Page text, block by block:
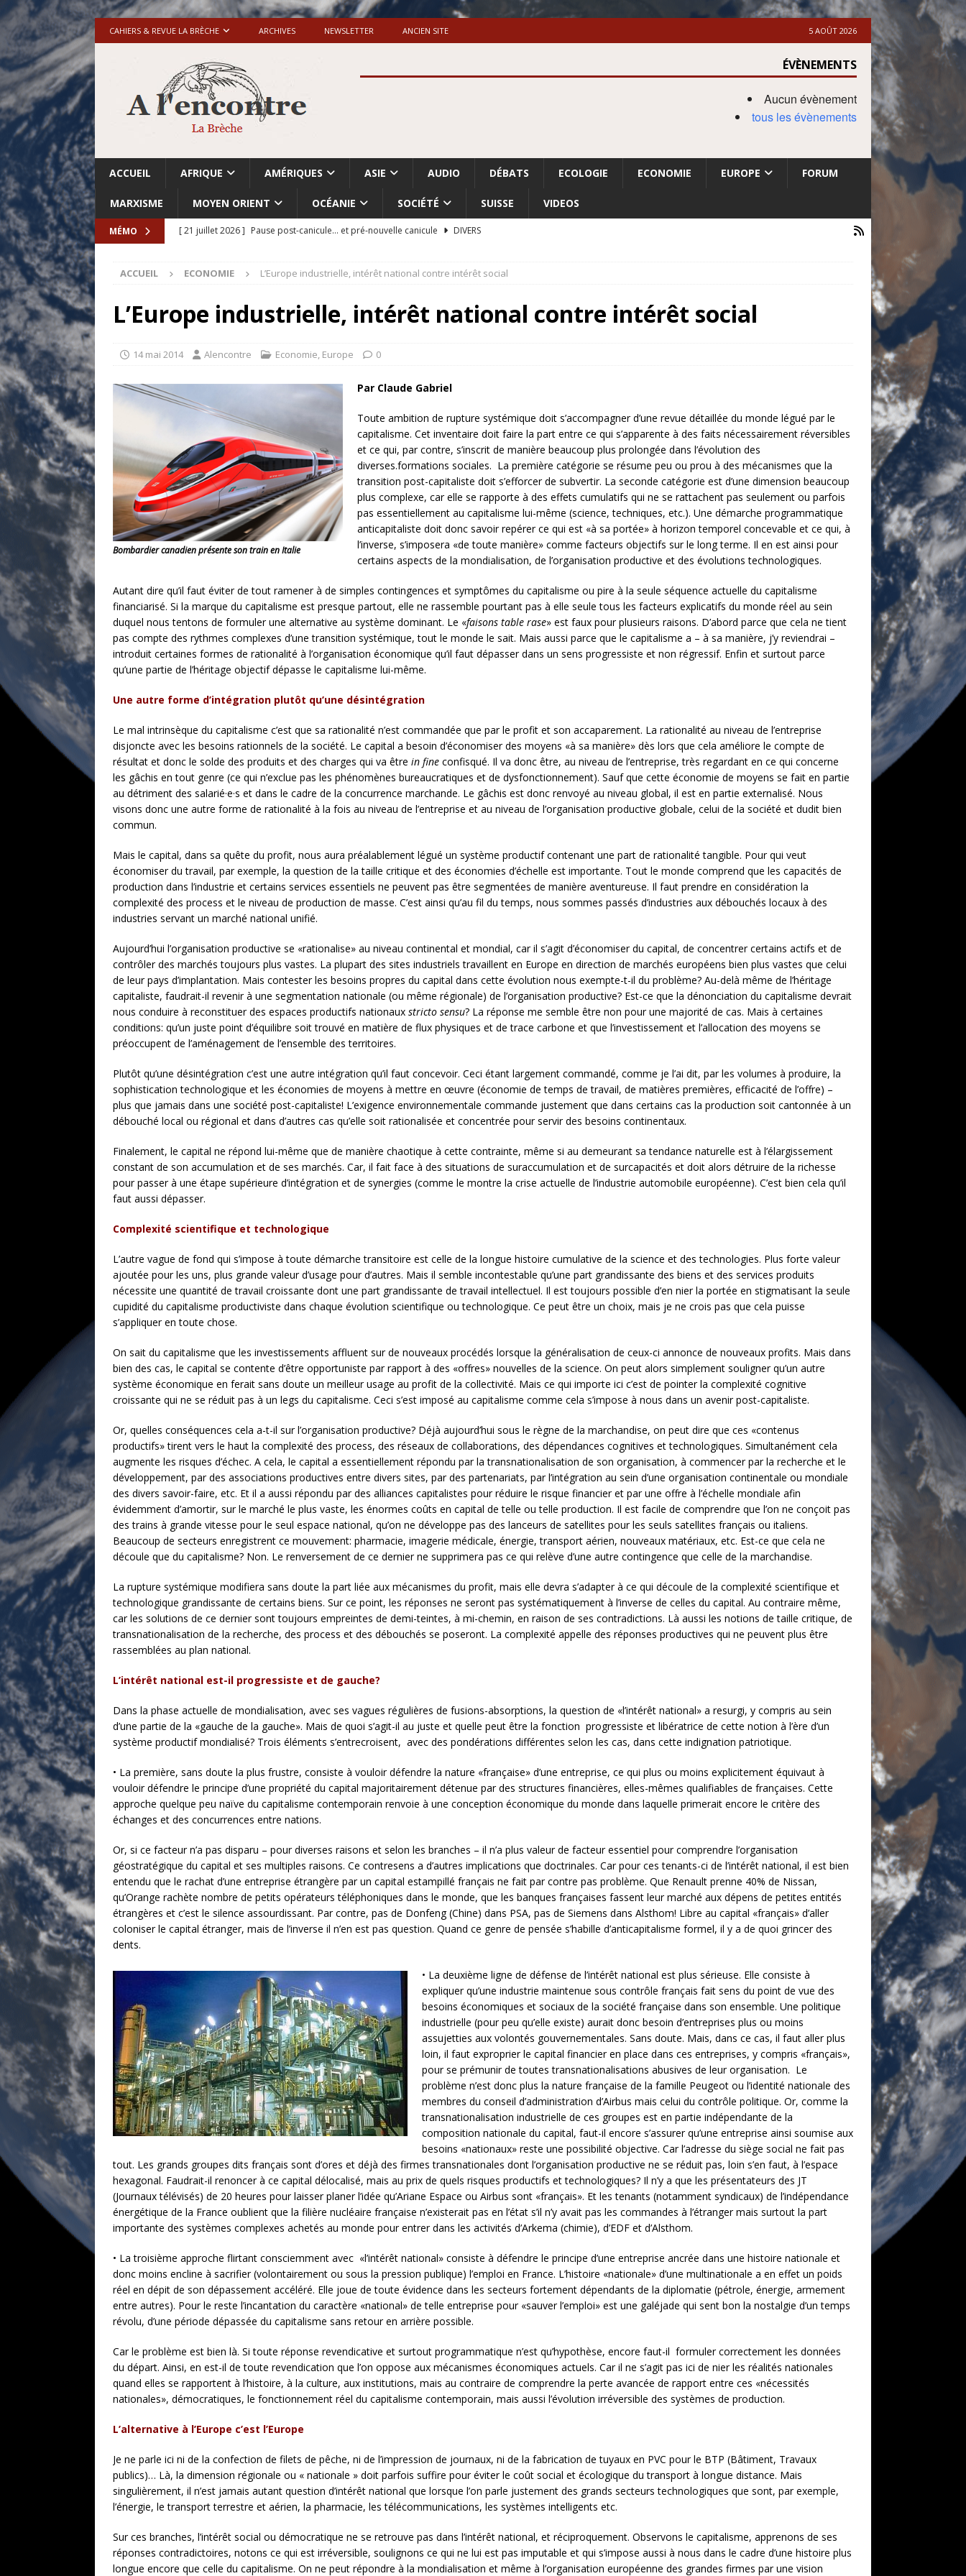
CAHIERS & REVUE LA BRÈCHE ARCHIVES NEWSLETTER ANCIEN SITE 5 AOÛT 2026
ÉVÈNEMENTS
Aucun évènement
tous les évènements
ACCUEIL AFRIQUE AMÉRIQUES ASIE AUDIO DÉBATS ECOLOGIE ECONOMIE EUROPE FORUM
MARXISME MOYEN ORIENT OCÉANIE SOCIÉTÉ SUISSE VIDEOS
MÉMO [ 21 juillet 2026 ] Pause post-canicule… et pré-nouvelle canicule
DIVERS
[ 18 juillet 2026 ]
Israël-Palestine. «Accentuation du nettoyage ethnique en Cisjordanie et à Gaza
avant les élections du 27 octobre»
ISRAËL
[ 17 juillet 2026 ]
«Le discours de Trump sur la “fraude électorale” était une blague de mauvais
goût… et une menace»
ETATS-UNIS
[ 14 juin 2020 ]
ACCUEIL ECONOMIE L’Europe industrielle, intérêt national contre intérêt social
L’Europe industrielle, intérêt national contre intérêt social
14 mai 2014 Alencontre Economie, Europe 0
Bombardier canadien présente son train en Italie
Par Claude Gabriel
Toute ambition de rupture systémique doit s’accompagner d’une revue détaillée du monde légué par le
capitalisme. Cet inventaire doit faire la part entre ce qui s’apparente à des faits nécessairement réversibles
et ce qui, par contre, s’inscrit de manière beaucoup plus prolongée dans l’évolution des
diverses.formations sociales. La première catégorie se résume peu ou prou à des mécanismes que la
transition post-capitaliste doit s’efforcer de subvertir. La seconde catégorie est d’une dimension beaucoup
plus complexe, car elle se rapporte à des effets cumulatifs qui ne se rattachent pas seulement ou parfois
pas essentiellement au capitalisme lui-même (science, techniques, etc.). Une démarche programmatique
anticapitaliste doit donc savoir repérer ce qui est «à sa portée» à horizon temporel concevable et ce qui, à
l’inverse, s’imposera «de toute manière» comme facteurs objectifs sur le long terme. Il en est ainsi pour
certains aspects de la mondialisation, de l’organisation productive et des évolutions technologiques.
Autant dire qu’il faut éviter de tout ramener à de simples contingences et symptômes du capitalisme ou pire à la seule séquence actuelle du capitalisme
financiarisé. Si la marque du capitalisme est presque partout, elle ne rassemble pourtant pas à elle seule tous les facteurs explicatifs du monde réel au sein
duquel nous tentons de formuler une alternative au système dominant. Le «faisons table rase» est faux pour plusieurs raisons. D’abord parce que cela ne tient
pas compte des rythmes complexes d’une transition systémique, tout le monde le sait. Mais aussi parce que le capitalisme a – à sa manière, j’y reviendrai –
introduit certaines formes de rationalité à l’organisation économique qu’il faut dépasser dans un sens progressiste et non régressif. Enfin et surtout parce
qu’une partie de l’héritage objectif dépasse le capitalisme lui-même.
Une autre forme d’intégration plutôt qu’une désintégration
Le mal intrinsèque du capitalisme c’est que sa rationalité n’est commandée que par le profit et son accaparement. La rationalité au niveau de l’entreprise
disjoncte avec les besoins rationnels de la société. Le capital a besoin d’économiser des moyens «à sa manière» dès lors que cela améliore le compte de
résultat et donc le solde des produits et des charges qui va être in fine confisqué. Il va donc être, au niveau de l’entreprise, très regardant en ce qui concerne
les gâchis en tout genre (ce qui n’exclue pas les phénomènes bureaucratiques et de dysfonctionnement). Sauf que cette économie de moyens se fait en partie
au détriment des salarié·e·s et dans le cadre de la concurrence marchande. Le gâchis est donc renvoyé au niveau global, il est en partie externalisé. Nous
visons donc une autre forme de rationalité à la fois au niveau de l’entreprise et au niveau de l’organisation productive globale, celui de la société et dudit bien
commun.
Mais le capital, dans sa quête du profit, nous aura préalablement légué un système productif contenant une part de rationalité tangible. Pour qui veut
économiser du travail, par exemple, la question de la taille critique et des économies d’échelle est importante. Tout le monde comprend que les capacités de
production dans l’industrie et certains services essentiels ne peuvent pas être segmentées de manière aventureuse. Il faut prendre en considération la
complexité des process et le niveau de production de masse. C’est ainsi qu’au fil du temps, nous sommes passés d’industries aux débouchés locaux à des
industries servant un marché national unifié.
Aujourd’hui l’organisation productive se «rationalise» au niveau continental et mondial, car il s’agit d’économiser du capital, de concentrer certains actifs et de
contrôler des marchés toujours plus vastes. La plupart des sites industriels travaillent en Europe en direction de marchés européens bien plus vastes que celui
de leur pays d’implantation. Mais contester les besoins propres du capital dans cette évolution nous exempte-t-il du problème? Au-delà même de l’héritage
capitaliste, faudrait-il revenir à une segmentation nationale (ou même régionale) de l’organisation productive? Est-ce que la dénonciation du capitalisme devrait
nous conduire à reconstituer des espaces productifs nationaux stricto sensu? La réponse me semble être non pour une majorité de cas. Mais à certaines
conditions: qu’un juste point d’équilibre soit trouvé en matière de flux physiques et de trace carbone et que l’investissement et l’allocation des moyens se
préoccupent de l’aménagement de l’ensemble des territoires.
Plutôt qu’une désintégration c’est une autre intégration qu’il faut concevoir. Ceci étant largement commandé, comme je l’ai dit, par les volumes à produire, la
sophistication technologique et les économies de moyens à mettre en œuvre (économie de temps de travail, de matières premières, efficacité de l’offre) –
plus que jamais dans une société post-capitaliste! L’exigence environnementale commande justement que dans certains cas la production soit cantonnée à un
débouché local ou régional et dans d’autres cas qu’elle soit rationalisée et concentrée pour servir des besoins continentaux.
Finalement, le capital ne répond lui-même que de manière chaotique à cette contrainte, même si au demeurant sa tendance naturelle est à l’élargissement
constant de son accumulation et de ses marchés. Car, il fait face à des situations de suraccumulation et de surcapacités et doit alors détruire de la richesse
pour passer à une étape supérieure d’intégration et de synergies (comme le montre la crise actuelle de l’industrie automobile européenne). C’est bien cela qu’il
faut aussi dépasser.
Complexité scientifique et technologique
L’autre vague de fond qui s’impose à toute démarche transitoire est celle de la longue histoire cumulative de la science et des technologies. Plus forte valeur
ajoutée pour les uns, plus grande valeur d’usage pour d’autres. Mais il semble incontestable qu’une part grandissante des biens et des services produits
nécessite une quantité de travail croissante dont une part grandissante de travail intellectuel. Il est toujours possible d’en nier la portée en stigmatisant la seule
cupidité du capitalisme productiviste dans chaque évolution scientifique ou technologique. Ce peut être un choix, mais je ne crois pas que cela puisse
s’appliquer en toute chose.
On sait du capitalisme que les investissements affluent sur de nouveaux procédés lorsque la généralisation de ceux-ci annonce de nouveaux profits. Mais dans
bien des cas, le capital se contente d’être opportuniste par rapport à des «offres» nouvelles de la science. On peut alors simplement souligner qu’un autre
système économique en ferait sans doute un meilleur usage au profit de la collectivité. Mais ce qui importe ici c’est de pointer la complexité cognitive
croissante qui ne se réduit pas à un legs du capitalisme. Ceci s’est imposé au capitalisme comme cela s’impose à nous dans un avenir post-capitaliste.
Or, quelles conséquences cela a-t-il sur l’organisation productive? Déjà aujourd’hui sous le règne de la marchandise, on peut dire que ces «contenus
productifs» tirent vers le haut la complexité des process, des réseaux de collaborations, des dépendances cognitives et technologiques. Simultanément cela
augmente les risques d’échec. A cela, le capital a essentiellement répondu par la transnationalisation de son organisation, à commencer par la recherche et le
développement, par des associations productives entre divers sites, par des partenariats, par l’intégration au sein d’une organisation continentale ou mondiale
des divers savoir-faire, etc. Et il a aussi répondu par des alliances capitalistes pour réduire le risque financier et par une offre à l’échelle mondiale afin
évidemment d’amortir, sur le marché le plus vaste, les énormes coûts en capital de telle ou telle production. Il est facile de comprendre que l’on ne conçoit pas
des trains à grande vitesse pour le seul espace national, qu’on ne développe pas des lanceurs de satellites pour les seuls satellites français ou italiens.
Beaucoup de secteurs enregistrent ce mouvement: pharmacie, imagerie médicale, énergie, transport aérien, nouveaux matériaux, etc. Est-ce que cela ne
découle que du capitalisme? Non. Le renversement de ce dernier ne supprimera pas ce qui relève d’une autre contingence que celle de la marchandise.
La rupture systémique modifiera sans doute la part liée aux mécanismes du profit, mais elle devra s’adapter à ce qui découle de la complexité scientifique et
technologique grandissante de certains biens. Sur ce point, les réponses ne seront pas systématiquement à l’inverse de celles du capital. Au contraire même,
car les solutions de ce dernier sont toujours empreintes de demi-teintes, à mi-chemin, en raison de ses contradictions. Là aussi les notions de taille critique, de
transnationalisation de la recherche, des process et des débouchés se poseront. La complexité appelle des réponses productives qui ne peuvent plus être
rassemblées au plan national.
L’intérêt national est-il progressiste et de gauche?
Dans la phase actuelle de mondialisation, avec ses vagues régulières de fusions-absorptions, la question de «l’intérêt national» a resurgi, y compris au sein
d’une partie de la «gauche de la gauche». Mais de quoi s’agit-il au juste et quelle peut être la fonction progressiste et libératrice de cette notion à l’ère d’un
système productif mondialisé? Trois éléments s’entrecroisent, avec des pondérations différentes selon les cas, dans cette indignation patriotique.
• La première, sans doute la plus frustre, consiste à vouloir défendre la nature «française» d’une entreprise, ce qui plus ou moins explicitement équivaut à
vouloir défendre le principe d’une propriété du capital majoritairement détenue par des structures financières, elles-mêmes qualifiables de françaises. Cette
approche quelque peu naïve du capitalisme contemporain renvoie à une conception économique du monde dans laquelle primerait encore le critère des
échanges et des concurrences entre nations.
Or, si ce facteur n’a pas disparu – pour diverses raisons et selon les branches – il n’a plus valeur de facteur essentiel pour comprendre l’organisation
géostratégique du capital et ses multiples raisons. Ce contresens a d’autres implications que doctrinales. Car pour ces tenants-ci de l’intérêt national, il est bien
entendu que le rachat d’une entreprise étrangère par un capital estampillé français ne fait par contre pas problème. Que Renault prenne 40% de Nissan,
qu’Orange rachète nombre de petits opérateurs téléphoniques dans le monde, que les banques françaises fassent leur marché aux dépens de petites entités
étrangères et c’est le silence assourdissant. Par contre, pas de Donfeng (Chine) dans PSA, pas de Siemens dans Alsthom! Libre au capital «français» d’aller
coloniser le capital étranger, mais de l’inverse il n’en est pas question. Quand ce genre de pensée s’habille d’anticapitalisme formel, il y a de quoi grincer des
dents.
• La deuxième ligne de défense de l’intérêt national est plus sérieuse. Elle consiste à
expliquer qu’une industrie maintenue sous contrôle français fait sens du point de vue des
besoins économiques et sociaux de la société française dans son ensemble. Une politique
industrielle (pour peu qu’elle existe) aurait donc besoin d’entreprises plus ou moins
assujetties aux volontés gouvernementales. Sans doute. Mais, dans ce cas, il faut aller plus
loin, il faut exproprier le capital financier en place dans ces entreprises, y compris «français»,
pour se prémunir de toutes transnationalisations abusives de leur organisation. Le
problème n’est donc plus la nature française de la famille Peugeot ou l’identité nationale des
membres du conseil d’administration d’Airbus mais celui du contrôle politique. Or, comme la
transnationalisation industrielle de ces groupes est en partie indépendante de la
composition nationale du capital, faut-il encore s’assurer qu’une entreprise ainsi soumise aux
besoins «nationaux» reste une possibilité objective. Car l’adresse du siège social ne fait pas
tout. Les grands groupes dits français sont d’ores et déjà des firmes transnationales dont l’organisation productive ne se réduit pas, loin s’en faut, à l’espace
hexagonal. Faudrait-il renoncer à ce capital délocalisé, mais au prix de quels risques productifs et technologiques? Il n’y a que les présentateurs des JT
(Journaux télévisés) de 20 heures pour laisser planer l’idée qu’Ariane Espace ou Airbus sont «français». Et les tenants (notamment syndicaux) de l’indépendance
énergétique de la France oublient que la filière nucléaire française n’existerait pas en l’état s’il n’y avait pas les commandes à l’étranger mais surtout la part
importante des systèmes complexes achetés au monde pour entrer dans les activités d’Arkema (chimie), d’EDF et d’Alsthom.
• La troisième approche flirtant consciemment avec «l’intérêt national» consiste à défendre le principe d’une entreprise ancrée dans une histoire nationale et
donc moins encline à sacrifier (volontairement ou sous la pression publique) l’emploi en France. L’histoire «nationale» d’une multinationale a en effet un poids
réel en dépit de son dépassement accéléré. Elle joue de toute évidence dans les secteurs fortement dépendants de la diplomatie (pétrole, énergie, armement
entre autres). Pour le reste l’incantation du caractère «national» de telle entreprise pour «sauver l’emploi» est une galéjade qui sent bon la nostalgie d’un temps
révolu, d’une période dépassée du capitalisme sans retour en arrière possible.
Car le problème est bien là. Si toute réponse revendicative et surtout programmatique n’est qu’hypothèse, encore faut-il formuler correctement les données
du départ. Ainsi, en est-il de toute revendication que l’on oppose aux mécanismes économiques actuels. Car il ne s’agit pas ici de nier les réalités nationales
quand elles se rapportent à l’histoire, à la culture, aux institutions, mais au contraire de comprendre la perte avancée de rapport entre ces «nécessités
nationales», démocratiques, le fonctionnement réel du capitalisme contemporain, mais aussi l’évolution irréversible des systèmes de production.
L’alternative à l’Europe c’est l’Europe
Je ne parle ici ni de la confection de filets de pêche, ni de l’impression de journaux, ni de la fabrication de tuyaux en PVC pour le BTP (Bâtiment, Travaux
publics)… Là, la dimension régionale ou « nationale » doit parfois suffire pour éviter le coût social et écologique du transport à longue distance. Mais
singulièrement, il n’est jamais autant question d’intérêt national que lorsque l’on parle justement des grands secteurs technologiques que sont, par exemple,
l’énergie, le transport terrestre et aérien, la pharmacie, les télécommunications, les systèmes intelligents etc.
Sur ces branches, l’intérêt social ou démocratique ne se retrouve pas dans l’intérêt national, et réciproquement. Observons le capitalisme, apprenons de ses
réponses contradictoires, notons ce qui est irréversible, soulignons ce qui ne lui est pas imputable et qui s’impose aussi à nous dans le cadre d’une histoire plus
longue encore que celle du capitalisme. On ne peut répondre à la mondialisation et même à l’organisation européenne des grandes firmes par une vision